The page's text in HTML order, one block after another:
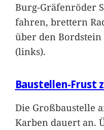
Burg-Gräfenröder
fahren, brettern
über den
(links).
Baustellen-Frust
Die Großbaustelle
Karben dauert an.